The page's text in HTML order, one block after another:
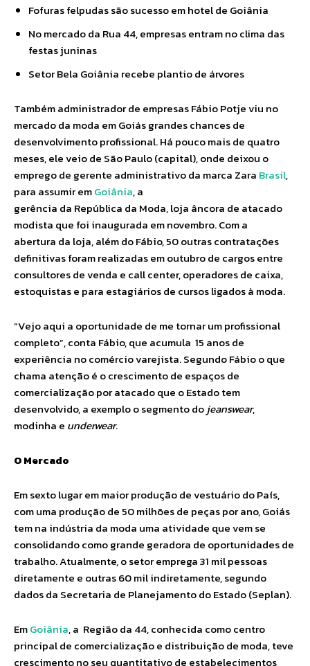
Fofuras felpudas são sucesso em hotel de Goiânia
No mercado da Rua 44, empresas entram no clima das
festas juninas
Setor Bela Goiânia recebe plantio de árvores
Também administrador de empresas Fábio Potje viu no
mercado da moda em Goiás grandes chances de
desenvolvimento profissional. Há pouco mais de quatro
meses, ele veio de São Paulo (capital), onde deixou o
emprego de gerente administrativo da marca Zara Brasil,
para assumir emGoiânia, a
gerência da República da Moda, loja âncora de atacado
modista que foi inaugurada em novembro. Com a
abertura da loja, além do Fábio, 50 outras contratações
definitivas foram realizadas em outubro de cargos entre
consultores de venda e call center, operadores de caixa,
estoquistas e para estagiários de cursos ligados à moda.
“Vejo aqui a oportunidade de me tornar um profissional
completo”, conta Fábio, que acumula 15 anos de
experiência no comércio varejista. Segundo Fábio o que
chama atenção é o crescimento de espaços de
comercialização por atacado que o Estado tem
desenvolvido, a exemplo o segmento do jeanswear,
modinha e underwear.
O Mercado
Em sexto lugar em maior produção de vestuário do País,
com uma produção de 50 milhões de peças por ano, Goiás
tem na indústria da moda uma atividade que vem se
consolidando como grande geradora de oportunidades de
trabalho. Atualmente, o setor emprega 31 mil pessoas
diretamente e outras 60 mil indiretamente, segundo
dados da Secretaria de Planejamento do Estado (Seplan).
EmGoiânia, a Região da 44, conhecida como centro
principal de comercialização e distribuição de moda, teve
crescimento no seu quantitativo de estabelecimentos